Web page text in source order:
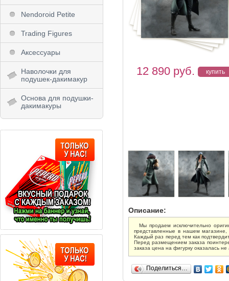
12 890 руб.
Описание:
Мы продаем исключительно
представленные в нашем магазине,
Каждый раз перед тем как
Перед размещением заказа
заказа цена на фигурку оказалась
Поделиться…
Nendoroid Petite
Trading Figures
Аксессуары
Наволочки для
подушек-дакимакур
Основа для подушки-
дакимакуры